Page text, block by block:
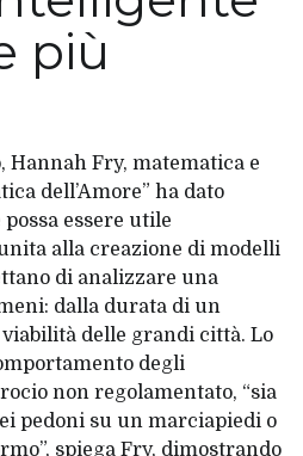
più
Hannah Fry, matematica e
dell’Amore” ha dato
essere utile
alla creazione di modelli
di analizzare una
dalla durata di un
delle grandi città. Lo
degli
non regolamentato, “sia
pedoni su un marciapiedi o
spiega Fry, dimostrando